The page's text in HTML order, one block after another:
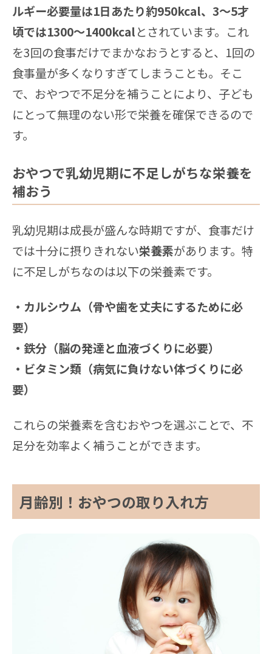
ルギー必要量は1日あたり約950kcal、3〜5才
頃では1300〜1400kcalとされています。これ
を3回の食事だけでまかなおうとすると、1回の
食事量が多くなりすぎてしまうことも。そこ
で、おやつで不足分を補うことにより、子ども
にとって無理のない形で栄養を確保できるので
す。
おやつで乳幼児期に不足しがちな栄養を
補おう
乳幼児期は成長が盛んな時期ですが、食事だけ
では十分に摂りきれない栄養素があります。特
に不足しがちなのは以下の栄養素です。
・カルシウム（骨や歯を丈夫にするために必
要）
・鉄分（脳の発達と血液づくりに必要）
・ビタミン類（病気に負けない体づくりに必
要）
これらの栄養素を含むおやつを選ぶことで、不
足分を効率よく補うことができます。
月齢別！おやつの取り入れ方